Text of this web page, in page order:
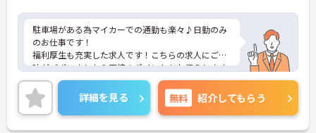
駐車場がある為マイカーでの通勤も楽々♪日勤のみ
のお仕事です！
福利厚生も充実した求人です！こちらの求人にご興
味がございましたら面接のポイントもお伝えします
ので是非ご応募お待ちしております。
詳細を見る 無料 紹介してもらう